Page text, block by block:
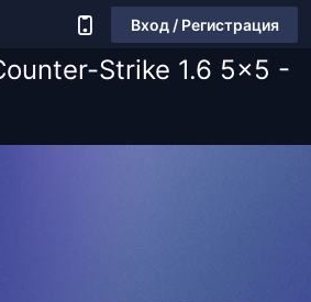
Вход / Регистрация
Strike 1.6 5x5 -